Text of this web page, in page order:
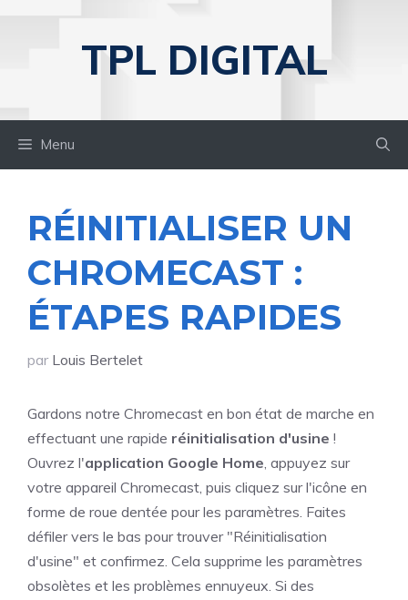
TPL DIGITAL
Menu
RÉINITIALISER UN
CHROMECAST :
ÉTAPES RAPIDES
par Louis Bertelet
Gardons notre Chromecast en bon état de marche en
effectuant une rapide réinitialisation d'usine !
Ouvrez l'application Google Home, appuyez sur
votre appareil Chromecast, puis cliquez sur l'icône en
forme de roue dentée pour les paramètres. Faites
défiler vers le bas pour trouver "Réinitialisation
d'usine" et confirmez. Cela supprime les paramètres
obsolètes et les problèmes ennuyeux. Si des